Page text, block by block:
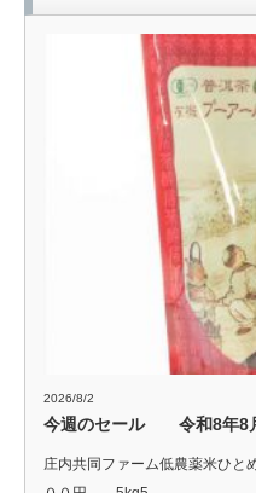
2026/8/2
今週のセール 令和8年8
庄内共同ファーム低農薬